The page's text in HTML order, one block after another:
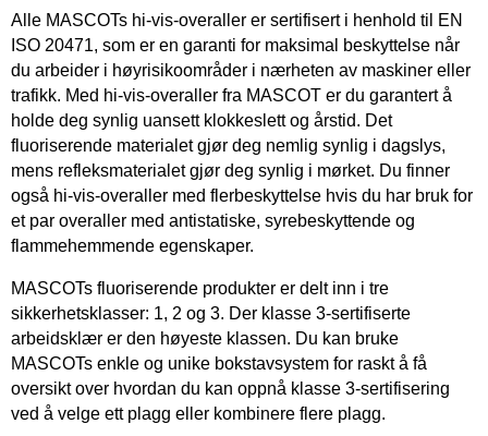
Alle MASCOTs hi-vis-overaller er sertifisert i henhold til EN
ISO 20471, som er en garanti for maksimal beskyttelse når
du arbeider i høyrisikoområder i nærheten av maskiner eller
trafikk. Med hi-vis-overaller fra MASCOT er du garantert å
holde deg synlig uansett klokkeslett og årstid. Det
fluoriserende materialet gjør deg nemlig synlig i dagslys,
mens refleksmaterialet gjør deg synlig i mørket. Du finner
også hi-vis-overaller med flerbeskyttelse hvis du har bruk for
et par overaller med antistatiske, syrebeskyttende og
flammehemmende egenskaper.
MASCOTs fluoriserende produkter er delt inn i tre
sikkerhetsklasser: 1, 2 og 3. Der klasse 3-sertifiserte
arbeidsklær er den høyeste klassen. Du kan bruke
MASCOTs enkle og unike bokstavsystem for raskt å få
oversikt over hvordan du kan oppnå klasse 3-sertifisering
ved å velge ett plagg eller kombinere flere plagg.